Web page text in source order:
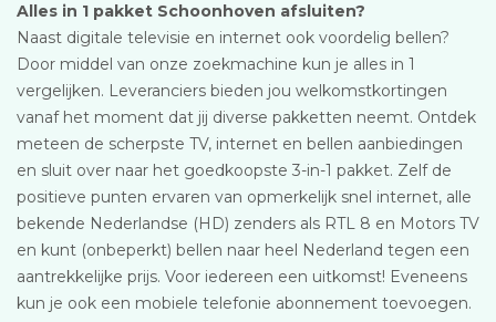
Alles in 1 pakket Schoonhoven afsluiten?
Naast digitale televisie en internet ook voordelig bellen?
Door middel van onze zoekmachine kun je alles in 1
vergelijken. Leveranciers bieden jou welkomstkortingen
vanaf het moment dat jij diverse pakketten neemt. Ontdek
meteen de scherpste TV, internet en bellen aanbiedingen
en sluit over naar het goedkoopste 3-in-1 pakket. Zelf de
positieve punten ervaren van opmerkelijk snel internet, alle
bekende Nederlandse (HD) zenders als RTL 8 en Motors TV
en kunt (onbeperkt) bellen naar heel Nederland tegen een
aantrekkelijke prijs. Voor iedereen een uitkomst! Eveneens
kun je ook een mobiele telefonie abonnement toevoegen.